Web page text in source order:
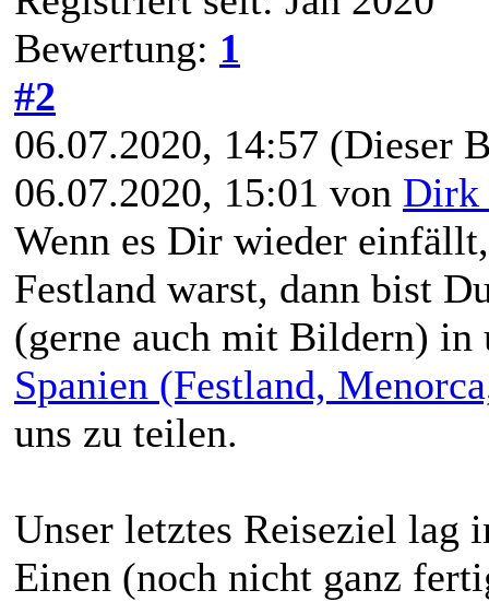
Bewertung: 1
#2
06.07.2020, 14:57 (Dieser
06.07.2020, 15:01 von Dirk
Wenn es Dir wieder
Festland warst, dann bist
(gerne auch mit Bildern) in
Spanien (Festland,
uns zu teilen.
Unser letztes Reiseziel
Einen (noch nicht ganz